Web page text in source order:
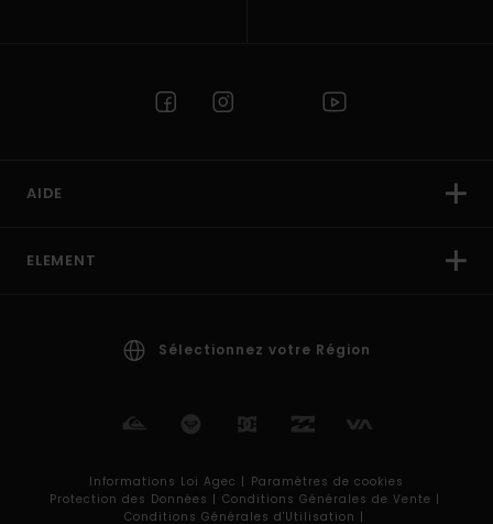
AIDE
ELEMENT
Sélectionnez votre Région
Informations Loi Agec | Paramètres de cookies
Protection des Données | Conditions Générales de Vente |
Conditions Générales d'Utilisation |